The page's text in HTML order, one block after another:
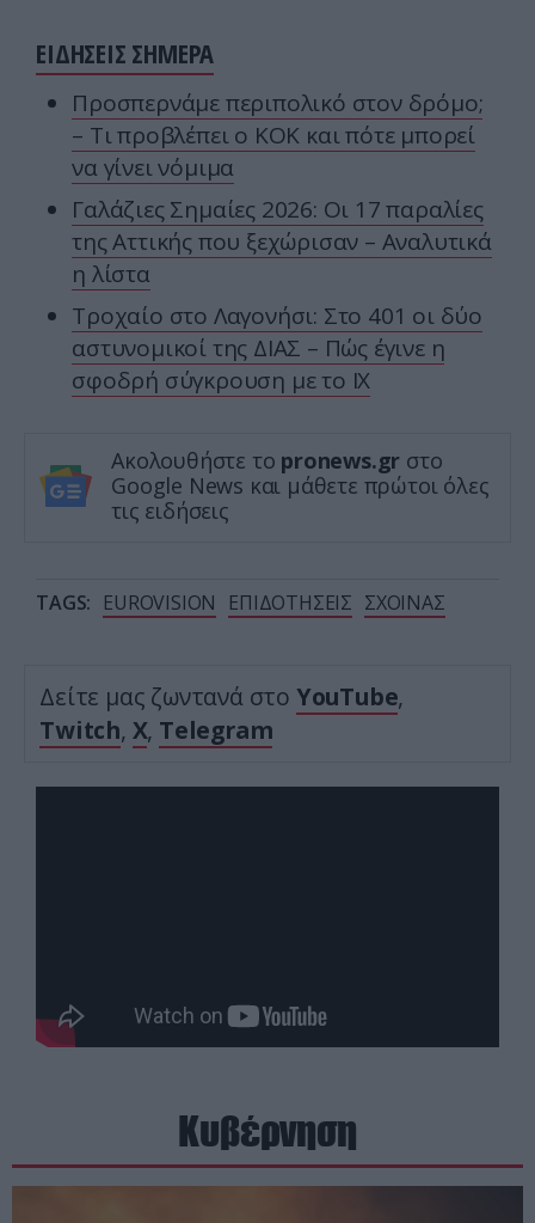
ΕΙΔΗΣΕΙΣ ΣΗΜΕΡΑ
Προσπερνάμε περιπολικό στον δρόμο;
– Τι προβλέπει ο ΚΟΚ και πότε μπορεί
να γίνει νόμιμα
Γαλάζιες Σημαίες 2026: Οι 17 παραλίες
της Αττικής που ξεχώρισαν – Αναλυτικά
η λίστα
Τροχαίο στο Λαγονήσι: Στο 401 οι δύο
αστυνομικοί της ΔΙΑΣ – Πώς έγινε η
σφοδρή σύγκρουση με το ΙΧ
Ακολουθήστε το pronews.gr στο
Google News και μάθετε πρώτοι όλες
τις ειδήσεις
TAGS: EUROVISION ΕΠΙΔΟΤΗΣΕΙΣ ΣΧΟΙΝΑΣ
Δείτε μας ζωντανά στο YouTube,
Twitch, X, Telegram
Κυβέρνηση